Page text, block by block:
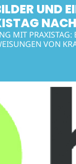
UND
MIT
VON